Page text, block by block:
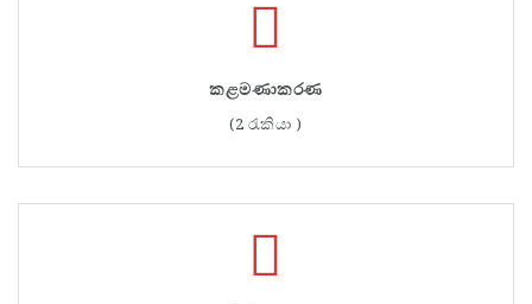
කළමණාකරණ
(2 රැකියා )